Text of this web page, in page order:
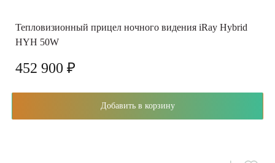
Тепловизионный прицел ночного видения iRay Hybrid
HYH 50W
452 900 ₽
Добавить в корзину